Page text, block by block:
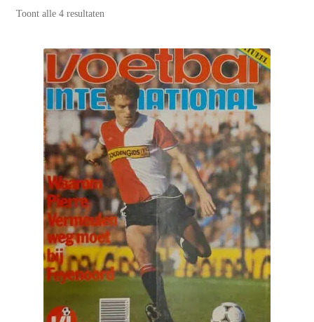
VI’s met Posters
Wie is puntertje
Puntertjes
Contact
Toont alle 4 resultaten